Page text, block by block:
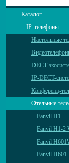
Каталог
IP-телефоны
Настольные
DECT-
IP-DECT-
Конференц-
Отельные
Fanvil H1
Fanvil H1-2
Fanvil
Fanvil H601